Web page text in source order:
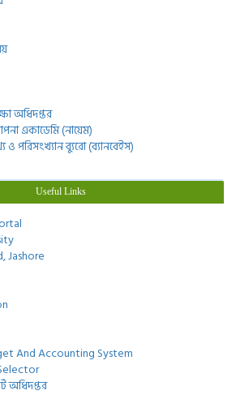
অধিদপ্তর
একাডেমি (নায়েম)
ও পরিসংখ্যান ব্যুরো (ব্যানবেইস)
Useful Links
Jashore
And Accounting System
অধিদপ্তর